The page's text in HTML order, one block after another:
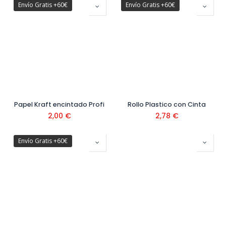
Envío Gratis +60€
Papel Kraft encintado Profi
2,00 €
Envío Gratis +60€
Rollo Plastico con Cinta
2,78 €
Envío Gratis +60€